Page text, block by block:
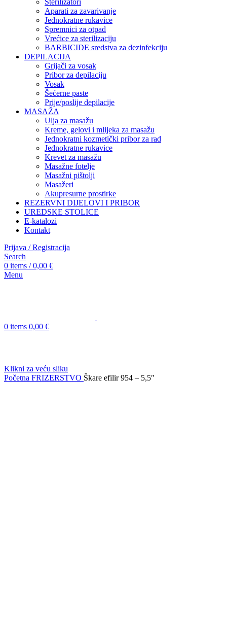
Sterilizatori
Aparati za zavarivanje
Jednokratne rukavice
Spremnici za otpad
Vrećice za sterilizaciju
BARBICIDE sredstva za dezinfekciju
DEPILACIJA
Grijači za vosak
Pribor za depilaciju
Vosak
Šećerne paste
Prije/poslije depilacije
MASAŽA
Ulja za masažu
Kreme, gelovi i mlijeka za masažu
Jednokratni kozmetički pribor za rad
Jednokratne rukavice
Krevet za masažu
Masažne fotelje
Masažni pištolji
Masažeri
Akupresurne prostirke
REZERVNI DIJELOVI I PRIBOR
UREDSKE STOLICE
E-katalozi
Kontakt
Prijava / Registracija
Search
0 items / 0,00 €
Menu
0 items 0,00 €
Klikni za veću sliku
Početna FRIZERSTVO Škare efilir 954 – 5,5″